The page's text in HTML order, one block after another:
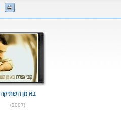
בא מן השתיקה
(2007)